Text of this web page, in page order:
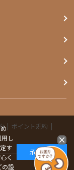
ポイント規約
し
す
く
の設
承諾する